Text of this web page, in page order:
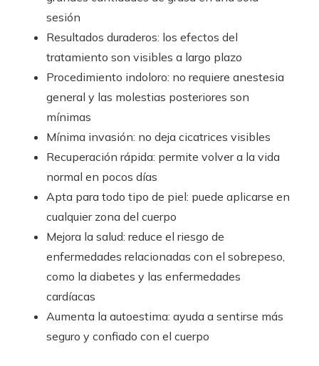
sesión
Resultados duraderos: los efectos del
tratamiento son visibles a largo plazo
Procedimiento indoloro: no requiere anestesia
general y las molestias posteriores son
mínimas
Mínima invasión: no deja cicatrices visibles
Recuperación rápida: permite volver a la vida
normal en pocos días
Apta para todo tipo de piel: puede aplicarse en
cualquier zona del cuerpo
Mejora la salud: reduce el riesgo de
enfermedades relacionadas con el sobrepeso,
como la diabetes y las enfermedades
cardíacas
Aumenta la autoestima: ayuda a sentirse más
seguro y confiado con el cuerpo